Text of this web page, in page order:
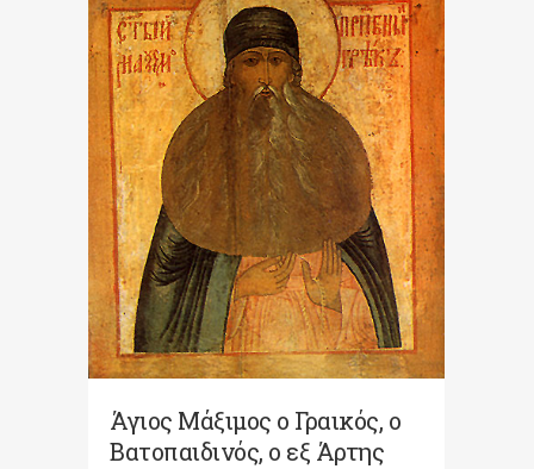
Άγιος Μάξιμος ο Γραικός, ο
Βατοπαιδινός, ο εξ Άρτης